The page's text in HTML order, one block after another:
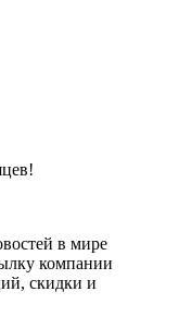
в мире
компании
скидки и